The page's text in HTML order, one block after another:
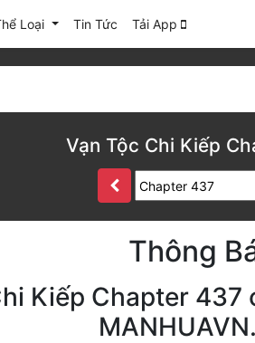
Loại Tin Tức Tải App
Vạn Tộc Chi Kiếp
Thông
Kiếp Chapter